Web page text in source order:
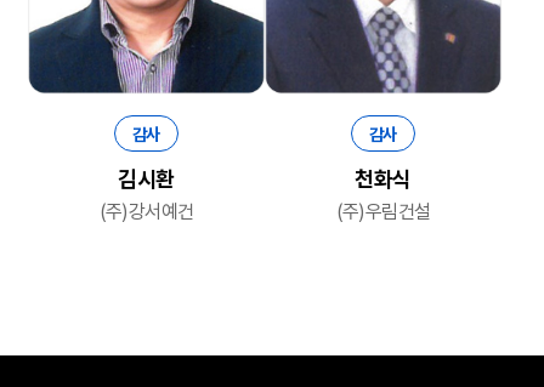
감사
김시환
(주)강서예건
감사
천화식
(주)우림건설